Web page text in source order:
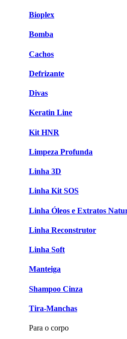
Bioplex
Bomba
Cachos
Defrizante
Divas
Keratin Line
Kit HNR
Limpeza Profunda
Linha 3D
Linha Kit SOS
Linha Óleos e Extratos
Linha Reconstrutor
Linha Soft
Manteiga
Shampoo Cinza
Tira-Manchas
Para o corpo